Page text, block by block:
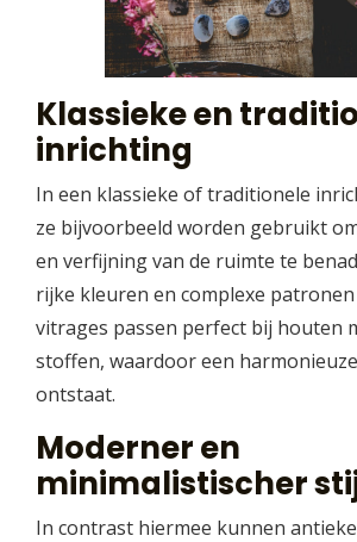
Klassieke en
inrichting
In een klassieke of traditionele
ze bijvoorbeeld worden gebruikt
en verfijning van de ruimte te
rijke kleuren en complexe
vitrages passen perfect bij houten
stoffen, waardoor een
ontstaat.
Moderner en
minimalistischer
In contrast hiermee kunnen